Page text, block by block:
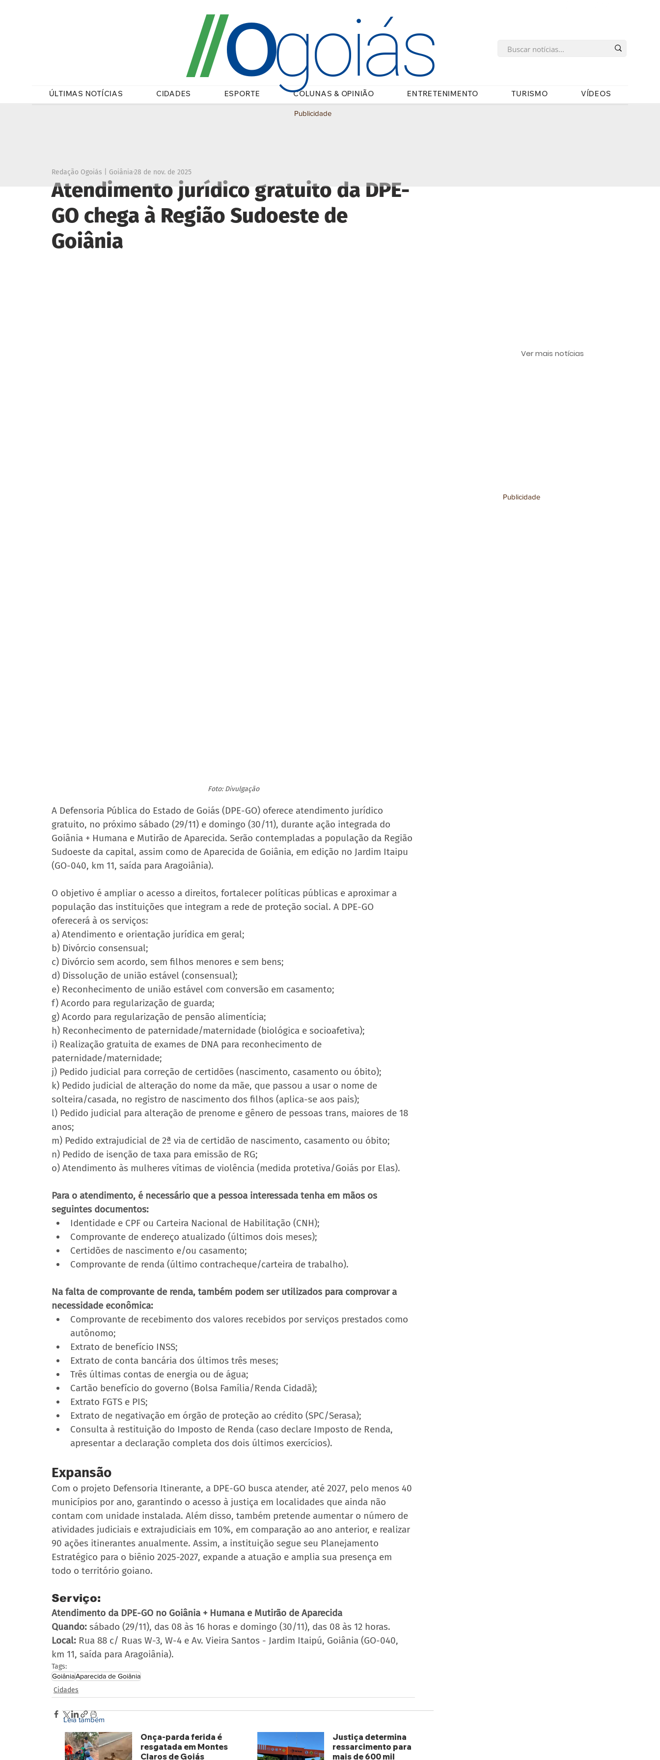
ÚLTIMAS NOTÍCIAS CIDADES ESPORTE COLUNAS & OPINIÃO ENTRETENIMENTO TURISMO VÍDEOS
//Ogoiás
Atendimento jurídico gratuito da DPE-
GO chega à Região Sudoeste de
Goiânia
Redação Ogoiás | Goiânia28 de nov. de 2025
Foto: Divulgação
A Defensoria Pública do Estado de Goiás (DPE-GO) oferece atendimento jurídico
gratuito, no próximo sábado (29/11) e domingo (30/11), durante ação integrada do
Goiânia + Humana e Mutirão de Aparecida. Serão contempladas a população da Região
Sudoeste da capital, assim como de Aparecida de Goiânia, em edição no Jardim Itaipu
(GO-040, km 11, saída para Aragoiânia).
O objetivo é ampliar o acesso a direitos, fortalecer políticas públicas e aproximar a
população das instituições que integram a rede de proteção social. A DPE-GO
oferecerá à os serviços:
a) Atendimento e orientação jurídica em geral;
b) Divórcio consensual;
c) Divórcio sem acordo, sem filhos menores e sem bens;
d) Dissolução de união estável (consensual);
e) Reconhecimento de união estável com conversão em casamento;
f) Acordo para regularização de guarda;
g) Acordo para regularização de pensão alimentícia;
h) Reconhecimento de paternidade/maternidade (biológica e socioafetiva);
i) Realização gratuita de exames de DNA para reconhecimento de
paternidade/maternidade;
j) Pedido judicial para correção de certidões (nascimento, casamento ou óbito);
k) Pedido judicial de alteração do nome da mãe, que passou a usar o nome de
solteira/casada, no registro de nascimento dos filhos (aplica-se aos pais);
l) Pedido judicial para alteração de prenome e gênero de pessoas trans, maiores de 18
anos;
m) Pedido extrajudicial de 2ª via de certidão de nascimento, casamento ou óbito;
n) Pedido de isenção de taxa para emissão de RG;
o) Atendimento às mulheres vítimas de violência (medida protetiva/Goiás por Elas).
Para o atendimento, é necessário que a pessoa interessada tenha em mãos os
seguintes documentos:
Identidade e CPF ou Carteira Nacional de Habilitação (CNH);
Comprovante de endereço atualizado (últimos dois meses);
Certidões de nascimento e/ou casamento;
Comprovante de renda (último contracheque/carteira de trabalho).
Na falta de comprovante de renda, também podem ser utilizados para comprovar a
necessidade econômica:
Comprovante de recebimento dos valores recebidos por serviços prestados como
autônomo;
Extrato de benefício INSS;
Extrato de conta bancária dos últimos três meses;
Três últimas contas de energia ou de água;
Cartão benefício do governo (Bolsa Família/Renda Cidadã);
Extrato FGTS e PIS;
Extrato de negativação em órgão de proteção ao crédito (SPC/Serasa);
Consulta à restituição do Imposto de Renda (caso declare Imposto de Renda,
apresentar a declaração completa dos dois últimos exercícios).
Expansão
Com o projeto Defensoria Itinerante, a DPE-GO busca atender, até 2027, pelo menos 40
municípios por ano, garantindo o acesso à justiça em localidades que ainda não
contam com unidade instalada. Além disso, também pretende aumentar o número de
atividades judiciais e extrajudiciais em 10%, em comparação ao ano anterior, e realizar
90 ações itinerantes anualmente. Assim, a instituição segue seu Planejamento
Estratégico para o biênio 2025-2027, expande a atuação e amplia sua presença em
todo o território goiano.
Serviço:
Atendimento da DPE-GO no Goiânia + Humana e Mutirão de Aparecida
Quando: sábado (29/11), das 08 às 16 horas e domingo (30/11), das 08 às 12 horas.
Local: Rua 88 c/ Ruas W-3, W-4 e Av. Vieira Santos - Jardim Itaipú, Goiânia (GO-040,
km 11, saída para Aragoiânia).
Tags:
GoiâniaAparecida de Goiânia
Cidades
Publicidade
Publicidade
Ver mais notícias
Leia também
Onça-parda ferida é
resgatada em Montes
Claros de Goiás
Justiça determina
ressarcimento para
mais de 600 mil